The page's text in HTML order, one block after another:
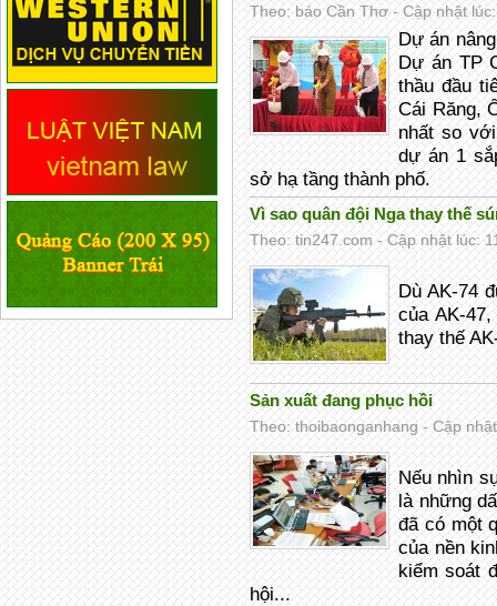
Theo: báo Cần Thơ - Cập nhật
Dự án
Dự án TP
thầu đầu
Cái Răng,
nhất so
dự án 1
sở hạ tầng thành phố.
Vì sao quân đội Nga thay thế
Theo: tin247.com - Cập nhật lúc:
Dù AK-74
của AK-
thay thế
Sản xuất đang phục hồi
Theo: thoibaonganhang - Cập
Nếu nhìn
là những
đã có một
của nền
kiểm soát
hội...